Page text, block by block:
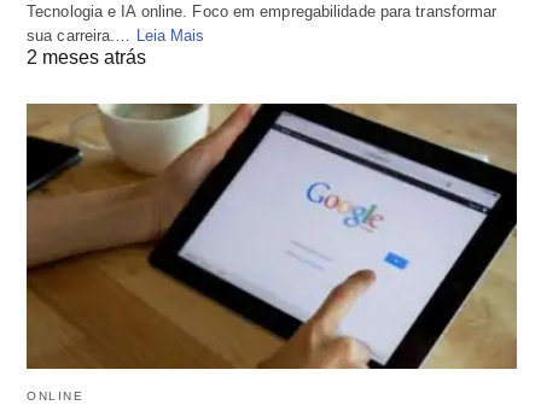
Tecnologia e IA online. Foco em empregabilidade para transformar
sua carreira.… Leia Mais
2 meses atrás
ONLINE